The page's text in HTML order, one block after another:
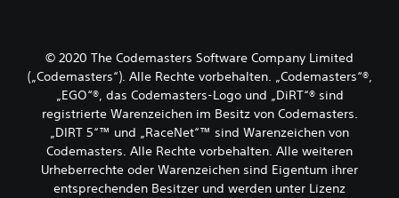
© 2020 The Codemasters Software Company Limited
(„Codemasters“). Alle Rechte vorbehalten. „Codemasters“®,
„EGO“®, das Codemasters-Logo und „DiRT“® sind
registrierte Warenzeichen im Besitz von Codemasters.
„DIRT 5“™ und „RaceNet“™ sind Warenzeichen von
Codemasters. Alle Rechte vorbehalten. Alle weiteren
Urheberrechte oder Warenzeichen sind Eigentum ihrer
entsprechenden Besitzer und werden unter Lizenz